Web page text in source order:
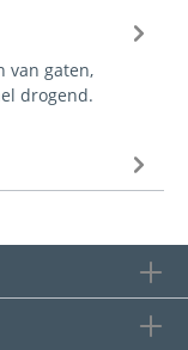
van gaten,
drogend.